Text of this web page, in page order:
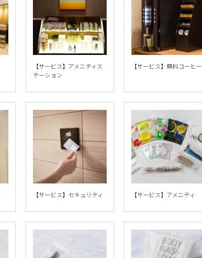
【サービス】アメニティス
テーション
【サービス】無料コーヒー
【サービス】セキュリティ 【サービス】アメニティ